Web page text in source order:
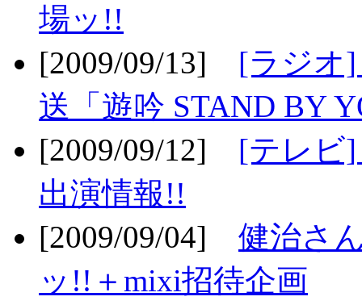
場ッ!!
[2009/09/13] [ラジオ]
送「遊吟 STAND BY
[2009/09/12] [テレビ]
出演情報!!
[2009/09/04] 健治さ
ッ!!＋mixi招待企画